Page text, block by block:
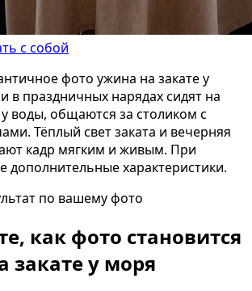
с собой
фото ужина на закате у
в праздничных нарядах сидят на
воды, общаются за столиком с
Тёплый свет заката и вечерняя
кадр мягким и живым. При
дополнительные характеристики.
по вашему фото
как фото становится
закате у моря